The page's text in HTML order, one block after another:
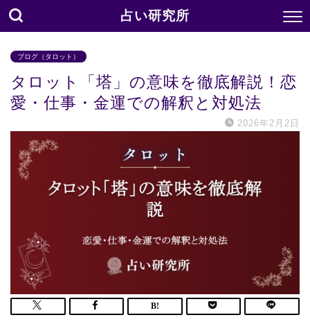
占い研究所
ブログ（タロット）
タロット「塔」の意味を徹底解説！恋
愛・仕事・金運での解釈と対処法
2026年2月2日